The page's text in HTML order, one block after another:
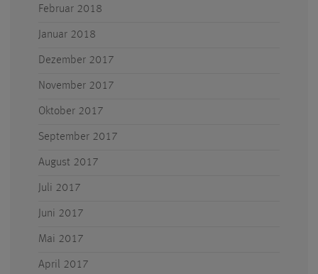
Februar 2018
Januar 2018
Dezember 2017
November 2017
Oktober 2017
September 2017
August 2017
Juli 2017
Juni 2017
Mai 2017
April 2017